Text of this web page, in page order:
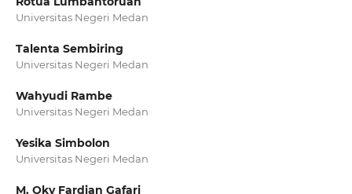
Universitas Negeri Medan
Talenta Sembiring
Universitas Negeri Medan
Wahyudi Rambe
Universitas Negeri Medan
Yesika Simbolon
Universitas Negeri Medan
M. Oky Fardian Gafari